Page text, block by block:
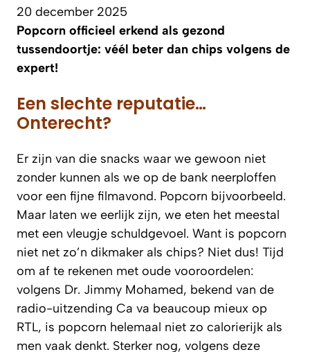
20 december 2025
Popcorn officieel erkend als gezond
tussendoortje: véél beter dan chips volgens de
expert!
Een slechte reputatie…
Onterecht?
Er zijn van die snacks waar we gewoon niet
zonder kunnen als we op de bank neerploffen
voor een fijne filmavond. Popcorn bijvoorbeeld.
Maar laten we eerlijk zijn, we eten het meestal
met een vleugje schuldgevoel. Want is popcorn
niet net zo’n dikmaker als chips? Niet dus! Tijd
om af te rekenen met oude vooroordelen:
volgens Dr. Jimmy Mohamed, bekend van de
radio-uitzending Ca va beaucoup mieux op
RTL, is popcorn helemaal niet zo calorierijk als
men vaak denkt. Sterker nog, volgens deze